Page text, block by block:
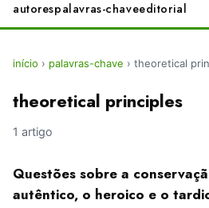
autorespalavras-chaveeditorial
início › palavras-chave › theoretical
theoretical principles
1 artigo
Questões sobre a
autêntico, o heroico e o